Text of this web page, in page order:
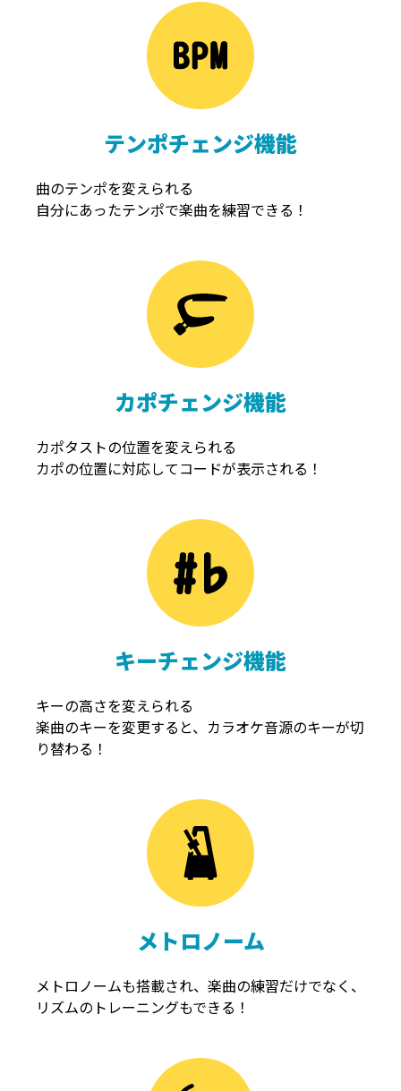
テンポチェンジ機能
曲のテンポを変えられる
自分にあったテンポで楽曲を練習できる！
カポチェンジ機能
カポタストの位置を変えられる
カポの位置に対応してコードが表示される！
キーチェンジ機能
キーの高さを変えられる
楽曲のキーを変更すると、カラオケ音源のキーが切
り替わる！
メトロノーム
メトロノームも搭載され、楽曲の練習だけでなく、
リズムのトレーニングもできる！